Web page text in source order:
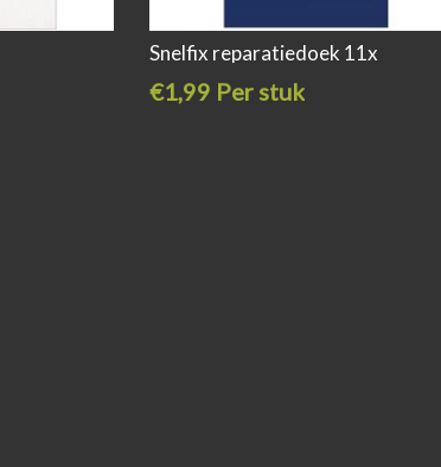
Snelfix reparatiedoek 11x
€1,99 Per stuk